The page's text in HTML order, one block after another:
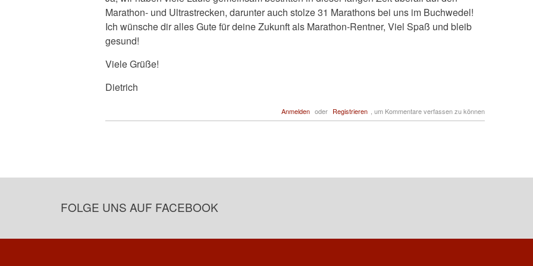
Marathon- und Ultrastrecken, darunter auch stolze 31 Marathons bei uns im Buchwedel!
Ich wünsche dir alles Gute für deine Zukunft als Marathon-Rentner, Viel Spaß und bleib
gesund!
Viele Grüße!
Dietrich
Anmelden oder Registrieren , um Kommentare verfassen zu können
FOLGE UNS AUF FACEBOOK